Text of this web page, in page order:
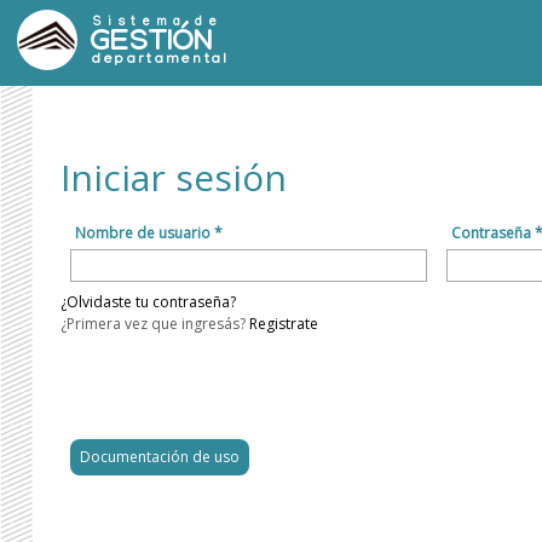
Sistema de
GESTIÓN
departamental
Iniciar sesión
Nombre de usuario * Contraseña *
¿Olvidaste tu contraseña?
¿Primera vez que ingresás?Registrate
Documentación de uso